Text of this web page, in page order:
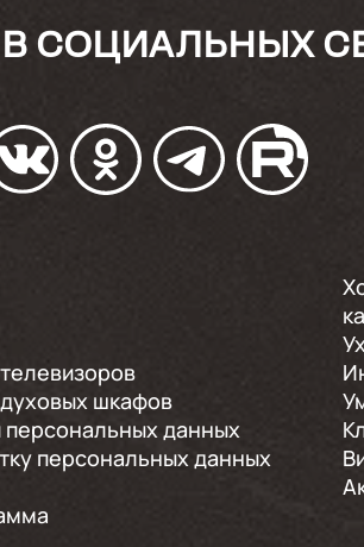
В СОЦИАЛЬНЫХ
шкафов
персональных данных
персональных данных